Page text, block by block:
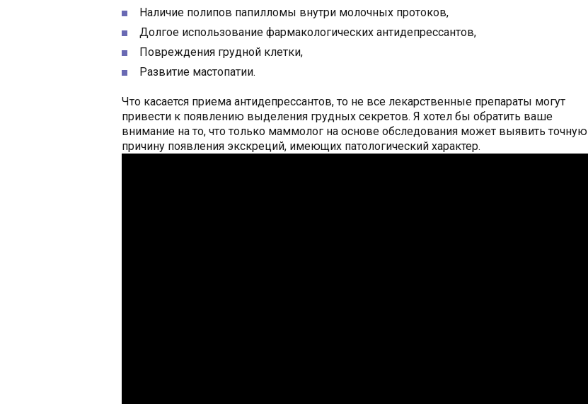
Наличие полипов папилломы внутри молочных протоков,
Долгое использование фармакологических антидепрессантов,
Повреждения грудной клетки,
Развитие мастопатии.
Что касается приема антидепрессантов, то не все лекарственные препараты могут
привести к появлению выделения грудных секретов. Я хотел бы обратить ваше
внимание на то, что только маммолог на основе обследования может выявить точную
причину появления экскреций, имеющих патологический характер.